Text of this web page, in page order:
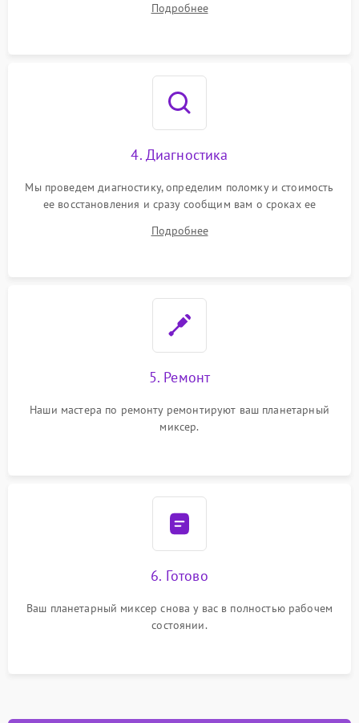
Подробнее
4. Диагностика
Мы проведем диагностику, определим поломку и стоимость
ее восстановления и сразу сообщим вам о сроках ее
Подробнее
5. Ремонт
Наши мастера по ремонту ремонтируют ваш планетарный
миксер.
6. Готово
Ваш планетарный миксер снова у вас в полностью рабочем
состоянии.